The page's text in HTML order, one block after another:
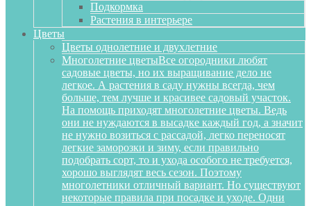
Подкормка
Растения в интерьере
Цветы
Цветы однолетние и двухлетние
Многолетние цветыВсе огородники любят
садовые цветы, но их выращивание дело не
легкое. А растения в саду нужны всегда, чем
больше, тем лучше и красивее садовый участок.
На помощь приходят многолетние цветы. Ведь
они не нуждаются в высадке каждый год, а значит
не нужно возиться с рассадой, легко переносят
легкие заморозки и зиму, если правильно
подобрать сорт, то и ухода особого не требуется,
хорошо выглядят весь сезон. Поэтому
многолетники отличный вариант. Но существуют
некоторые правила при посадке и уходе. Одни